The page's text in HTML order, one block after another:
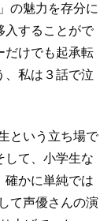
の魅力を存分に
入することがで
だけでも起承転
、私は３話で泣
という立ち場で
して、小学生な
確かに単純では
て声優さんの演